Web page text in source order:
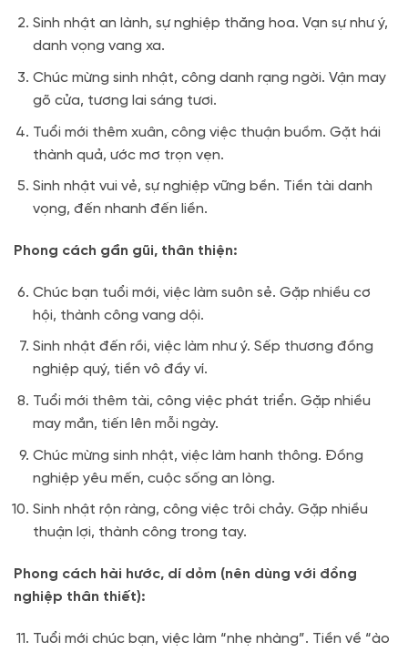
Sinh nhật an lành, sự nghiệp thăng hoa. Vạn sự như ý,
danh vọng vang xa.
Chúc mừng sinh nhật, công danh rạng ngời. Vận may
gõ cửa, tương lai sáng tươi.
Tuổi mới thêm xuân, công việc thuận buồm. Gặt hái
thành quả, ước mơ trọn vẹn.
Sinh nhật vui vẻ, sự nghiệp vững bền. Tiền tài danh
vọng, đến nhanh đến liền.
Phong cách gần gũi, thân thiện:
Chúc bạn tuổi mới, việc làm suôn sẻ. Gặp nhiều cơ
hội, thành công vang dội.
Sinh nhật đến rồi, việc làm như ý. Sếp thương đồng
nghiệp quý, tiền vô đầy ví.
Tuổi mới thêm tài, công việc phát triển. Gặp nhiều
may mắn, tiến lên mỗi ngày.
Chúc mừng sinh nhật, việc làm hanh thông. Đồng
nghiệp yêu mến, cuộc sống an lòng.
Sinh nhật rộn ràng, công việc trôi chảy. Gặp nhiều
thuận lợi, thành công trong tay.
Phong cách hài hước, dí dỏm (nên dùng với đồng
nghiệp thân thiết):
Tuổi mới chúc bạn, việc làm “nhẹ nhàng”. Tiền về “ào